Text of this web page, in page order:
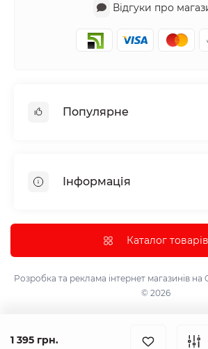
1 395 грн.
Відгуки про
Популярне
Все для автомобіля
Парасолька
Інструмент та обладнання
Лазерні проектори, світломузичні
Устаткування для
Інформація
Доставка та оплата
Політика конфіденційності
Умови використання
Карта сайту
Каталог товарів
Розробка та реклама інтернет магазинів на
© 2026